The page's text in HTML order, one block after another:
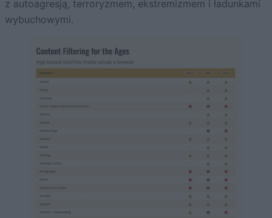
z autoagresją, terroryzmem, ekstremizmem i ładunkami
wybuchowymi.